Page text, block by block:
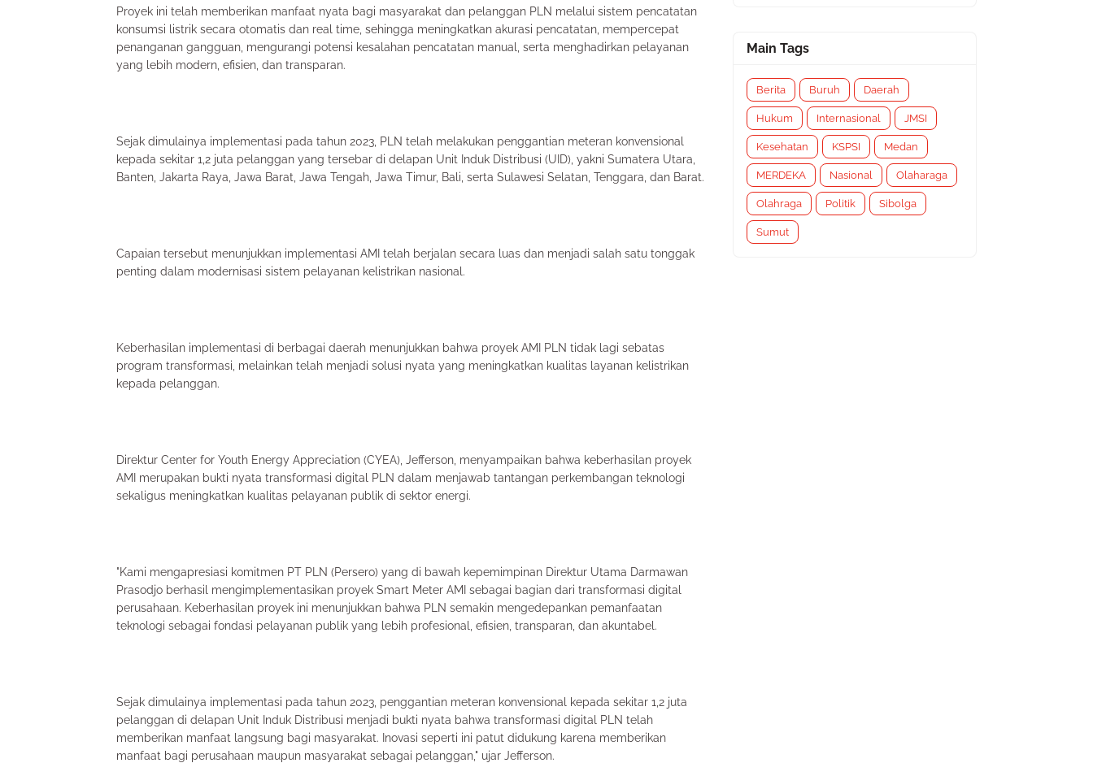
Proyek ini telah memberikan manfaat nyata bagi masyarakat dan pelanggan PLN melalui sistem pencatatan
konsumsi listrik secara otomatis dan real time, sehingga meningkatkan akurasi pencatatan, mempercepat
penanganan gangguan, mengurangi potensi kesalahan pencatatan manual, serta menghadirkan pelayanan
yang lebih modern, efisien, dan transparan.
Sejak dimulainya implementasi pada tahun 2023, PLN telah melakukan penggantian meteran konvensional
kepada sekitar 1,2 juta pelanggan yang tersebar di delapan Unit Induk Distribusi (UID), yakni Sumatera Utara,
Banten, Jakarta Raya, Jawa Barat, Jawa Tengah, Jawa Timur, Bali, serta Sulawesi Selatan, Tenggara, dan Barat.
Capaian tersebut menunjukkan implementasi AMI telah berjalan secara luas dan menjadi salah satu tonggak
penting dalam modernisasi sistem pelayanan kelistrikan nasional.
Keberhasilan implementasi di berbagai daerah menunjukkan bahwa proyek AMI PLN tidak lagi sebatas
program transformasi, melainkan telah menjadi solusi nyata yang meningkatkan kualitas layanan kelistrikan
kepada pelanggan.
Direktur Center for Youth Energy Appreciation (CYEA), Jefferson, menyampaikan bahwa keberhasilan proyek
AMI merupakan bukti nyata transformasi digital PLN dalam menjawab tantangan perkembangan teknologi
sekaligus meningkatkan kualitas pelayanan publik di sektor energi.
"Kami mengapresiasi komitmen PT PLN (Persero) yang di bawah kepemimpinan Direktur Utama Darmawan
Prasodjo berhasil mengimplementasikan proyek Smart Meter AMI sebagai bagian dari transformasi digital
perusahaan. Keberhasilan proyek ini menunjukkan bahwa PLN semakin mengedepankan pemanfaatan
teknologi sebagai fondasi pelayanan publik yang lebih profesional, efisien, transparan, dan akuntabel.
Sejak dimulainya implementasi pada tahun 2023, penggantian meteran konvensional kepada sekitar 1,2 juta
pelanggan di delapan Unit Induk Distribusi menjadi bukti nyata bahwa transformasi digital PLN telah
memberikan manfaat langsung bagi masyarakat. Inovasi seperti ini patut didukung karena memberikan
manfaat bagi perusahaan maupun masyarakat sebagai pelanggan," ujar Jefferson.
Main Tags
Berita Buruh Daerah
Hukum Internasional JMSI
Kesehatan KSPSI Medan
MERDEKA Nasional Olaharaga
Olahraga Politik Sibolga
Sumut